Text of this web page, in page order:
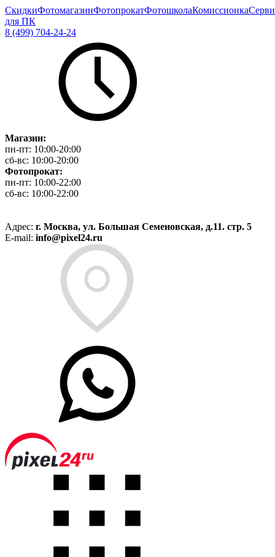
СкидкиФотомагазинФотопрокатФотошколаКомиссионка
для ПК
8 (499) 704-24-24
Магазин:
пн-пт: 10:00-20:00
сб-вс: 10:00-20:00
Фотопрокат:
пн-пт: 10:00-22:00
сб-вс: 10:00-22:00
Адрес: г. Москва, ул. Большая Семеновская, д.11. стр. 5
E-mail: info@pixel24.ru